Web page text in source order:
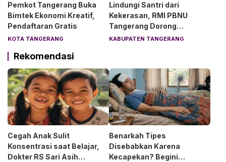
Pemkot Tangerang Buka
Bimtek Ekonomi Kreatif,
Pendaftaran Gratis
KOTA TANGERANG
Lindungi Santri dari
Kekerasan, RMI PBNU
Tangerang Dorong
Lingkungan Pesantren
KABUPATEN TANGERANG
Rekomendasi
Cegah Anak Sulit
Konsentrasi saat Belajar,
Dokter RS Sari Asih
Benarkah Tipes
Disebabkan Karena
Kecapekan? Begini